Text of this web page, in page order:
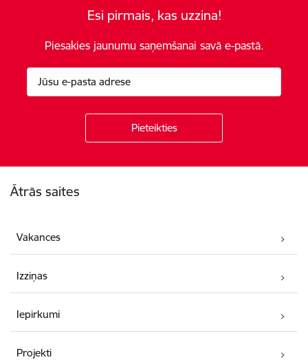
Esi pirmais, kas uzzina!
Piesakies jaunumu saņemšanai savā e-pastā.
Ātrās saites
Vakances
Izziņas
Iepirkumi
Projekti